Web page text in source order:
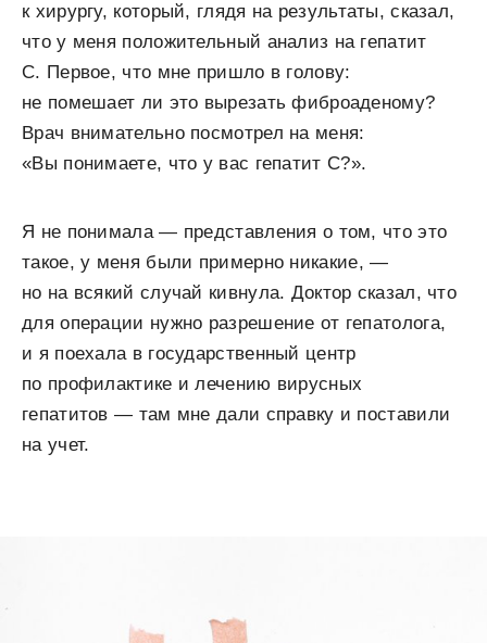
к хирургу, который, глядя на результаты, сказал,
что у меня положительный анализ на гепатит
С. Первое, что мне пришло в голову:
не помешает ли это вырезать фиброаденому?
Врач внимательно посмотрел на меня:
«Вы понимаете, что у вас гепатит С?».
Я не понимала — представления о том, что это
такое, у меня были примерно никакие, —
но на всякий случай кивнула. Доктор сказал, что
для операции нужно разрешение от гепатолога,
и я поехала в государственный центр
по профилактике и лечению вирусных
гепатитов — там мне дали справку и поставили
на учет.